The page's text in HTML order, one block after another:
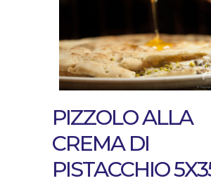
PIZZOLO ALLA
CREMA DI
PISTACCHIO